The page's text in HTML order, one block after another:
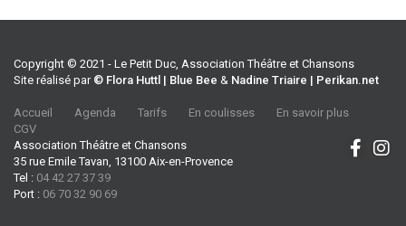
Copyright © 2021 - Le Petit Duc, Association Théâtre et Chansons
Site réalisé par © Flora Huttl | Blue Bee & Nadine Triaire | Perikan.net
Accueil Agenda Tarifs En coulisses
En savoir plus
CGV
Association Théâtre et Chansons
35 rue Emile Tavan, 13100 Aix-en-Provence
Tel : 04 42 27 37 39
Port : 06 70 32 90 69